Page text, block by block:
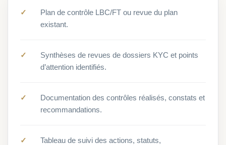
Plan de contrôle LBC/FT ou revue du plan
existant.
Synthèses de revues de dossiers KYC et points
d’attention identifiés.
Documentation des contrôles réalisés, constats et
recommandations.
Tableau de suivi des actions, statuts,